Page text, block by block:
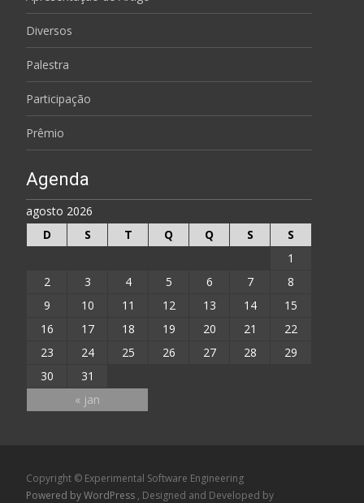
Diversos
Palestra
Participação
Prêmio
Agenda
agosto 2026
D
S T Q Q S S
« jan
1
2
3 4 5 6 7
8
9
10 11 12 13 14
15
16
17 18 19 20 21
22
23
24 25 26 27 28
29
30
31
Copyright © Experimental Software Engineering
Powered by WordPress , Designed and Developed by